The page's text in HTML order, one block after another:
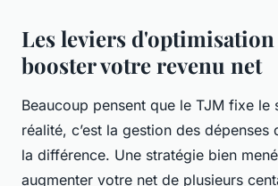
Les leviers
booster votre revenu net
Beaucoup pensent que le TJM fixe le
réalité, c’est la gestion des dépenses
la différence. Une stratégie bien
augmenter votre net de plusieurs